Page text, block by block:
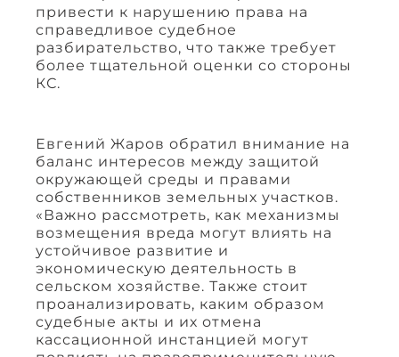
привести к нарушению права на
справедливое судебное
разбирательство, что также требует
более тщательной оценки со стороны
КС.
Евгений Жаров обратил внимание на
баланс интересов между защитой
окружающей среды и правами
собственников земельных участков.
«Важно рассмотреть, как механизмы
возмещения вреда могут влиять на
устойчивое развитие и
экономическую деятельность в
сельском хозяйстве. Также стоит
проанализировать, каким образом
судебные акты и их отмена
кассационной инстанцией могут